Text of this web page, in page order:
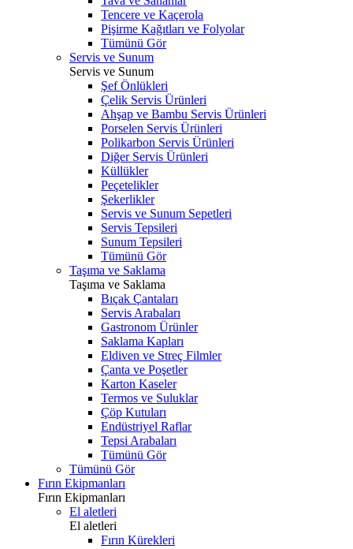
Tencere ve Kaçerola
Pişirme Kağıtları ve Folyolar
Tümünü Gör
Servis ve Sunum
Servis ve Sunum
Şef Önlükleri
Çelik Servis Ürünleri
Ahşap ve Bambu Servis Ürünleri
Porselen Servis Ürünleri
Polikarbon Servis Ürünleri
Diğer Servis Ürünleri
Küllükler
Peçetelikler
Şekerlikler
Servis ve Sunum Sepetleri
Servis Tepsileri
Sunum Tepsileri
Tümünü Gör
Taşıma ve Saklama
Taşıma ve Saklama
Bıçak Çantaları
Servis Arabaları
Gastronom Ürünler
Saklama Kapları
Eldiven ve Streç Filmler
Çanta ve Poşetler
Karton Kaseler
Termos ve Suluklar
Çöp Kutuları
Endüstriyel Raflar
Tepsi Arabaları
Tümünü Gör
Tümünü Gör
Fırın Ekipmanları
Fırın Ekipmanları
El aletleri
El aletleri
Fırın Kürekleri